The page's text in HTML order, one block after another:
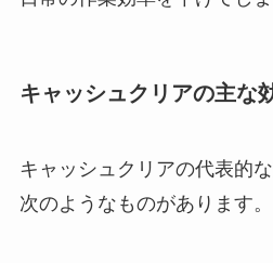
キャッシュクリアの主な
キャッシュクリアの代表的
次のようなものがあります。